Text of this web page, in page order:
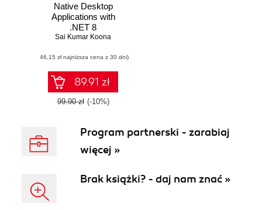
Native Desktop
Applications with
.NET 8
Sai Kumar Koona
(46,15 zł najniższa cena z 30 dni)
89.91 zł
99.90 zł (-10%)
Program partnerski - zarabiaj
więcej »
Brak książki? - daj nam znać »